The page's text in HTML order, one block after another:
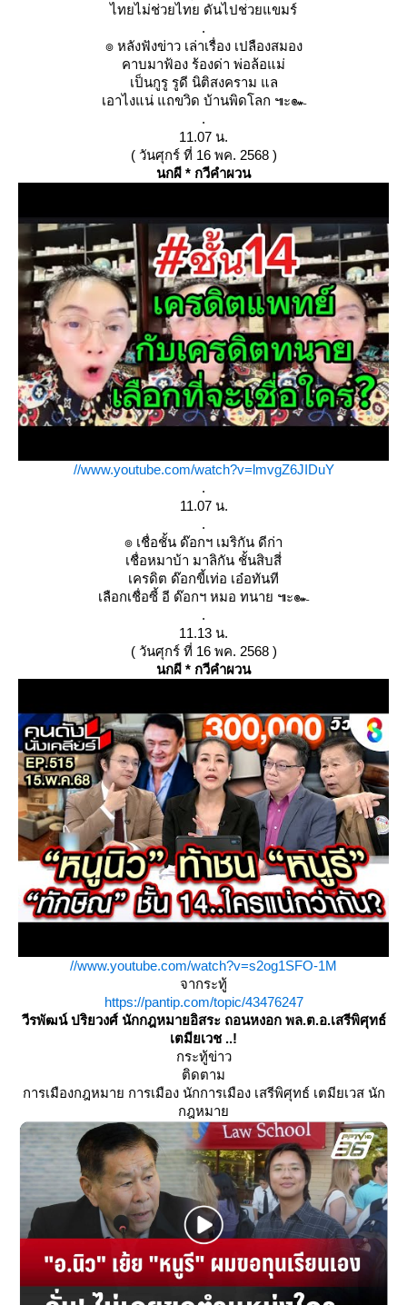
ไทยไม่ช่วยไทย ดันไปช่วยแขมร์
.
๏ หลังฟังข่าว เล่าเรื่อง เปลืองสมอง
คาบมาฟ้อง ร้องด่า พ่อล้อแม่
เป็นกูรู รูดี นิติสงคราม แล
เอาไงแน่ แถขวิด บ้านพิดโลก ๚ะ๛
.
11.07 น.
( วันศุกร์ ที่ 16 พค. 2568 )
นกผี * กวีคำผวน
//www.youtube.com/watch?v=lmvgZ6JIDuY
.
11.07 น.
.
๏ เชื่อชั้น ด๊อกฯ เมริกัน ดีก่า
เชื่อหมาบ้า มาลิกัน ชั้นสิบสี่
เครดิต ด๊อกขี้เท่อ เอ๋อทันที
เลือกเชื่อซี้ อี ด๊อกฯ หมอ ทนาย ๚ะ๛
.
11.13 น.
( วันศุกร์ ที่ 16 พค. 2568 )
นกผี * กวีคำผวน
//www.youtube.com/watch?v=s2og1SFO-1M
จากระทู้
https://pantip.com/topic/43476247
วีรพัฒน์ ปริยวงศ์ นักกฎหมายอิสระ ถอนหงอก พล.ต.อ.เสรีพิศุทธ์
เตมียเวช ..!
กระทู้ข่าว
ติดตาม
การเมืองกฎหมาย การเมือง นักการเมือง เสรีพิศุทธ์ เตมียเวส นัก
กฎหมา